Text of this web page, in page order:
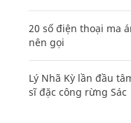
20 số điện thoại ma
nên gọi
Lý Nhã Kỳ lần đầu
sĩ đặc công rừng Sác